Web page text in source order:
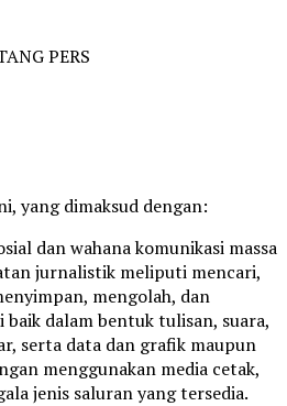
PERS
yang dimaksud dengan:
dan wahana komunikasi massa
jurnalistik meliputi mencari,
mengolah, dan
dalam bentuk tulisan, suara,
serta data dan grafik maupun
menggunakan media cetak,
jenis saluran yang tersedia.